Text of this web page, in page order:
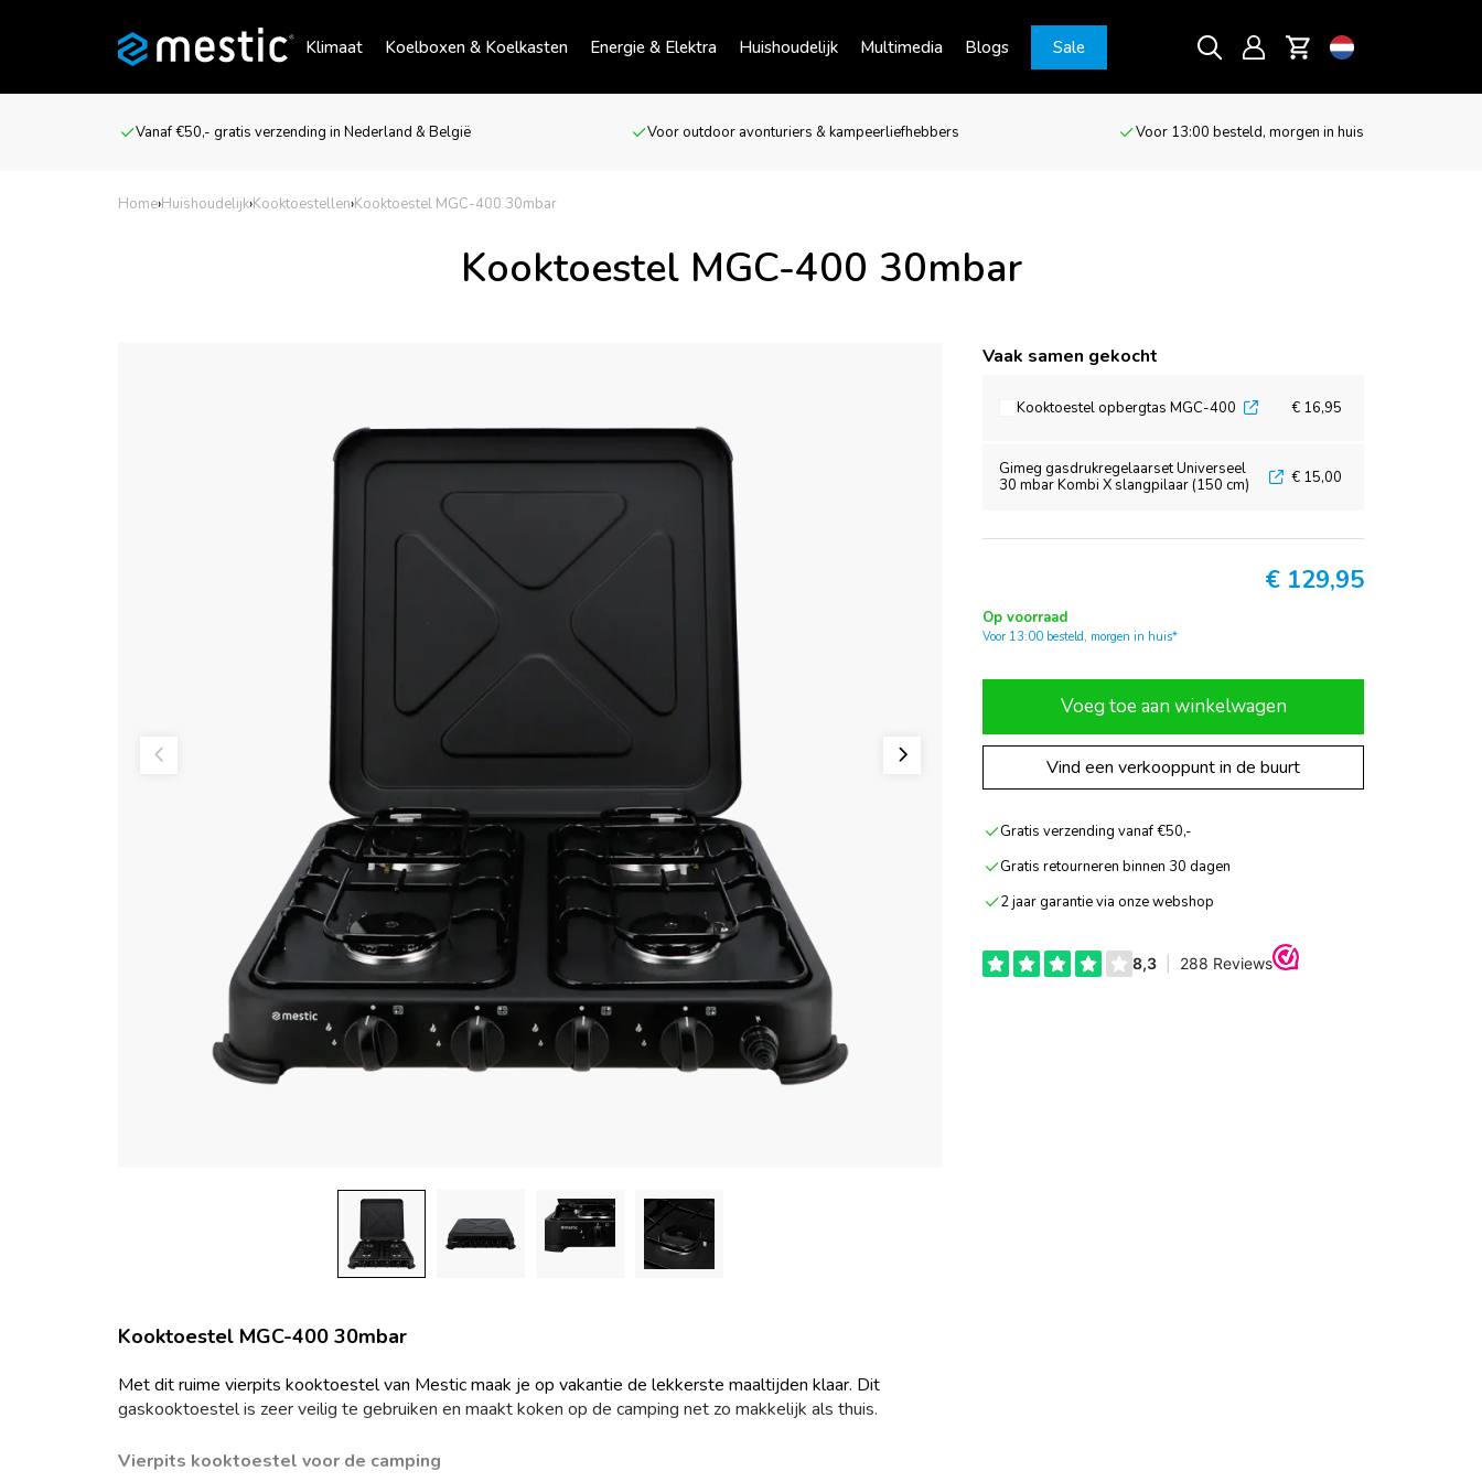
Klimaat Koelboxen & Koelkasten Energie & Elektra Huishoudelijk Multimedia Blogs Sale
Vanaf €50,- gratis verzending in Nederland & België Voor outdoor avonturiers & kampeerliefhebbers Voor 13:00 besteld, morgen in huis
Home›Huishoudelijk›Kooktoestellen›Kooktoestel MGC-400 30mbar
Kooktoestel MGC-400 30mbar
Kooktoestel MGC-400 30mbar
Met dit ruime vierpits kooktoestel van Mestic maak je op vakantie de lekkerste maaltijden klaar. Dit
gaskooktoestel is zeer veilig te gebruiken en maakt koken op de camping net zo makkelijk als thuis.
Vierpits kooktoestel voor de camping
Vaak samen gekocht
Kooktoestel opbergtas MGC-400 € 16,95
Gimeg gasdrukregelaarset Universeel
30 mbar Kombi X slangpilaar (150 cm)
€ 15,00
€ 129,95
Op voorraad
Voor 13:00 besteld, morgen in huis*
Voeg toe aan winkelwagen
Vind een verkooppunt in de buurt
Gratis verzending vanaf €50,-
Gratis retourneren binnen 30 dagen
2 jaar garantie via onze webshop